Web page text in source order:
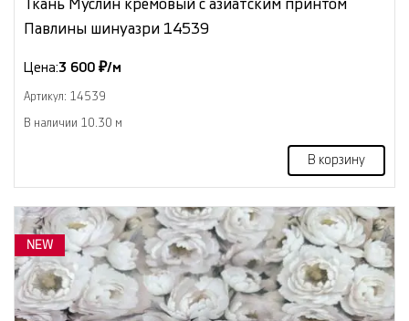
Ткань Муслин кремовый с азиатским принтом
Павлины шинуазри 14539
Цена:3 600 ₽/м
Артикул: 14539
В наличии 10.30 м
В корзину
NEW